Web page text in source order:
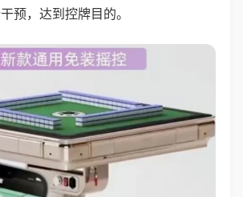
预，达到控牌目的。